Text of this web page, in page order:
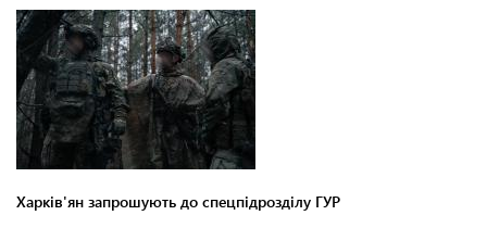
Харків'ян запрошують до спецпідрозділу ГУР